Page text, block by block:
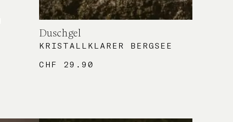
Duschgel
KRISTALLKLARER BERGSEE
CHF
29.90